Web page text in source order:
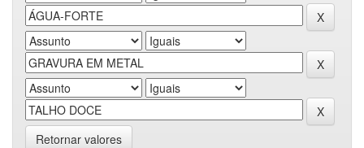
Retornar valores